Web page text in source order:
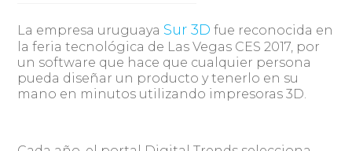
La empresa uruguaya Sur 3D fue reconocida en
la feria tecnológica de Las Vegas CES 2017, por
un software que hace que cualquier persona
pueda diseñar un producto y tenerlo en su
mano en minutos utilizando impresoras 3D.